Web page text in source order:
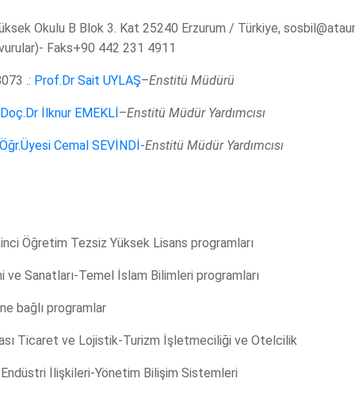
Okulu B Blok 3. Kat 25240 Erzurum / Türkiye,
Faks+90 442 231 4911
.: Prof.Dr Sait UYLAŞ–Enstitü Müdürü
Doç.Dr İlknur EMEKLİ–Enstitü Müdür Yardımcısı
Cemal SEVİNDİ-Enstitü Müdür Yardımcısı
Öğretim Tezsiz Yüksek Lisans programları
Sanatları-Temel İslam Bilimleri programları
bağlı programlar
Ticaret ve Lojistik-Turizm İşletmeciliği ve Otelcilik
İlişkileri-Yönetim Bilişim Sistemleri